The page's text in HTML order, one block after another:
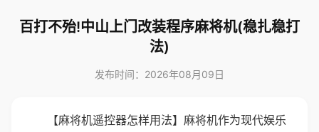
百打不殆!中山上门改装程序麻将机(稳扎稳打
法)
发布时间：2026年08月09日
【麻将机遥控器怎样用法】麻将机作为现代娱乐